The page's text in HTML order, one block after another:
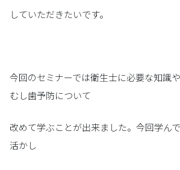
していただきたいです。
今回のセミナーでは衛生士に必要な知識
むし歯予防について
改めて学ぶことが出来ました。今回学ん
活かし